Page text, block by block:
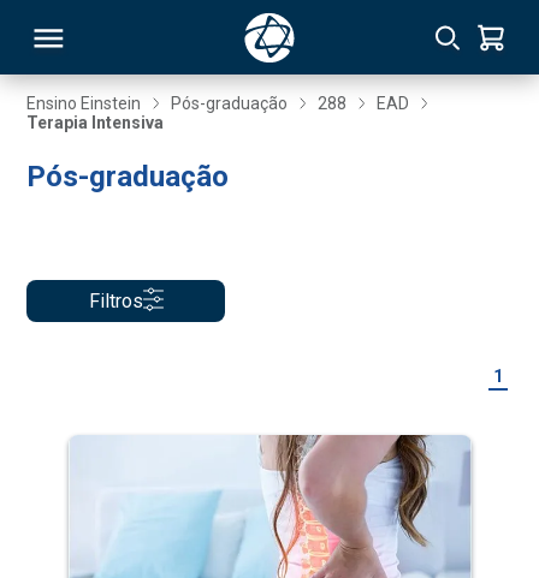
Ensino Einstein Pós-graduação 288
EAD
Terapia Intensiva
Pós-graduação
Filtros
1